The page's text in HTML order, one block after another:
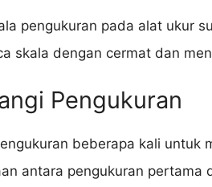
pengukuran pada alat ukur
skala dengan cermat dan
Pengukuran
beberapa kali untuk
antara pengukuran pertama